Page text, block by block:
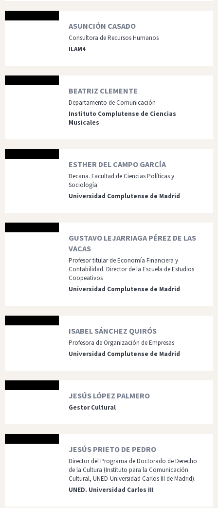
ASUNCIÓN CASADO
Consultora de Recursos Humanos
ILAM4
BEATRIZ CLEMENTE
Departamento de Comunicación
Instituto Complutense de Ciencias
Musicales
ESTHER DEL CAMPO GARCÍA
Decana. Facultad de Ciencias Políticas y
Sociología
Universidad Complutense de Madrid
GUSTAVO LEJARRIAGA PÉREZ DE LAS
VACAS
Profesor titular de Economía Financiera y
Contabilidad. Director de la Escuela de Estudios
Coopeativos
Universidad Complutense de Madrid
ISABEL SÁNCHEZ QUIRÓS
Profesora de Organización de Empresas
Universidad Complutense de Madrid
JESÚS LÓPEZ PALMERO
Gestor Cultural
JESÚS PRIETO DE PEDRO
Director del Programa de Doctorado de Derecho
de la Cultura (Instituto para la Comunicación
Cultural, UNED-Universidad Carlos III de Madrid).
UNED. Universidad Carlos III